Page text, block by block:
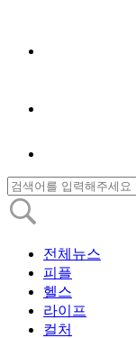
전체뉴스
피플
헬스
라이프
컬처